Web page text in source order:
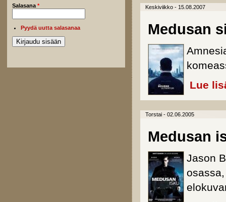
Salasana *
Pyydä uutta salasanaa
Keskiviikko - 15.08.2007
Medusan
Lue
Torstai - 02.06.2005
Medusan
Jason